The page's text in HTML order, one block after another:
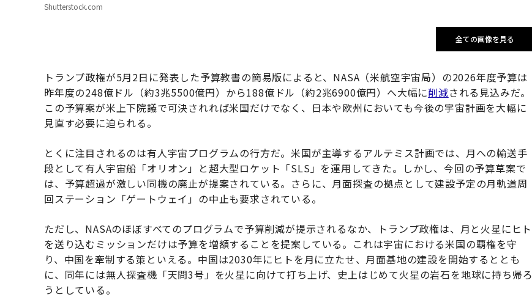
Shutterstock.com
全ての画像を見る
トランプ政権が5月2日に発表した予算教書の簡易版によると、NASA（米航空宇宙局）の2026年度予算は
昨年度の248億ドル（約3兆5500億円）から188億ドル（約2兆6900億円）へ大幅に削減される見込みだ。
この予算案が米上下院議で可決されれば米国だけでなく、日本や欧州においても今後の宇宙計画を大幅に
見直す必要に迫られる。
とくに注目されるのは有人宇宙プログラムの行方だ。米国が主導するアルテミス計画では、月への輸送手
段として有人宇宙船「オリオン」と超大型ロケット「SLS」を運用してきた。しかし、今回の予算草案で
は、予算超過が激しい同機の廃止が提案されている。さらに、月面探査の拠点として建設予定の月軌道周
回ステーション「ゲートウェイ」の中止も要求されている。
ただし、NASAのほぼすべてのプログラムで予算削減が提示されるなか、トランプ政権は、月と火星にヒト
を送り込むミッションだけは予算を増額することを提案している。これは宇宙における米国の覇権を守
り、中国を牽制する策といえる。中国は2030年にヒトを月に立たせ、月面基地の建設を開始するととも
に、同年には無人探査機「天問3号」を火星に向けて打ち上げ、史上はじめて火星の岩石を地球に持ち帰ろ
うとしている。